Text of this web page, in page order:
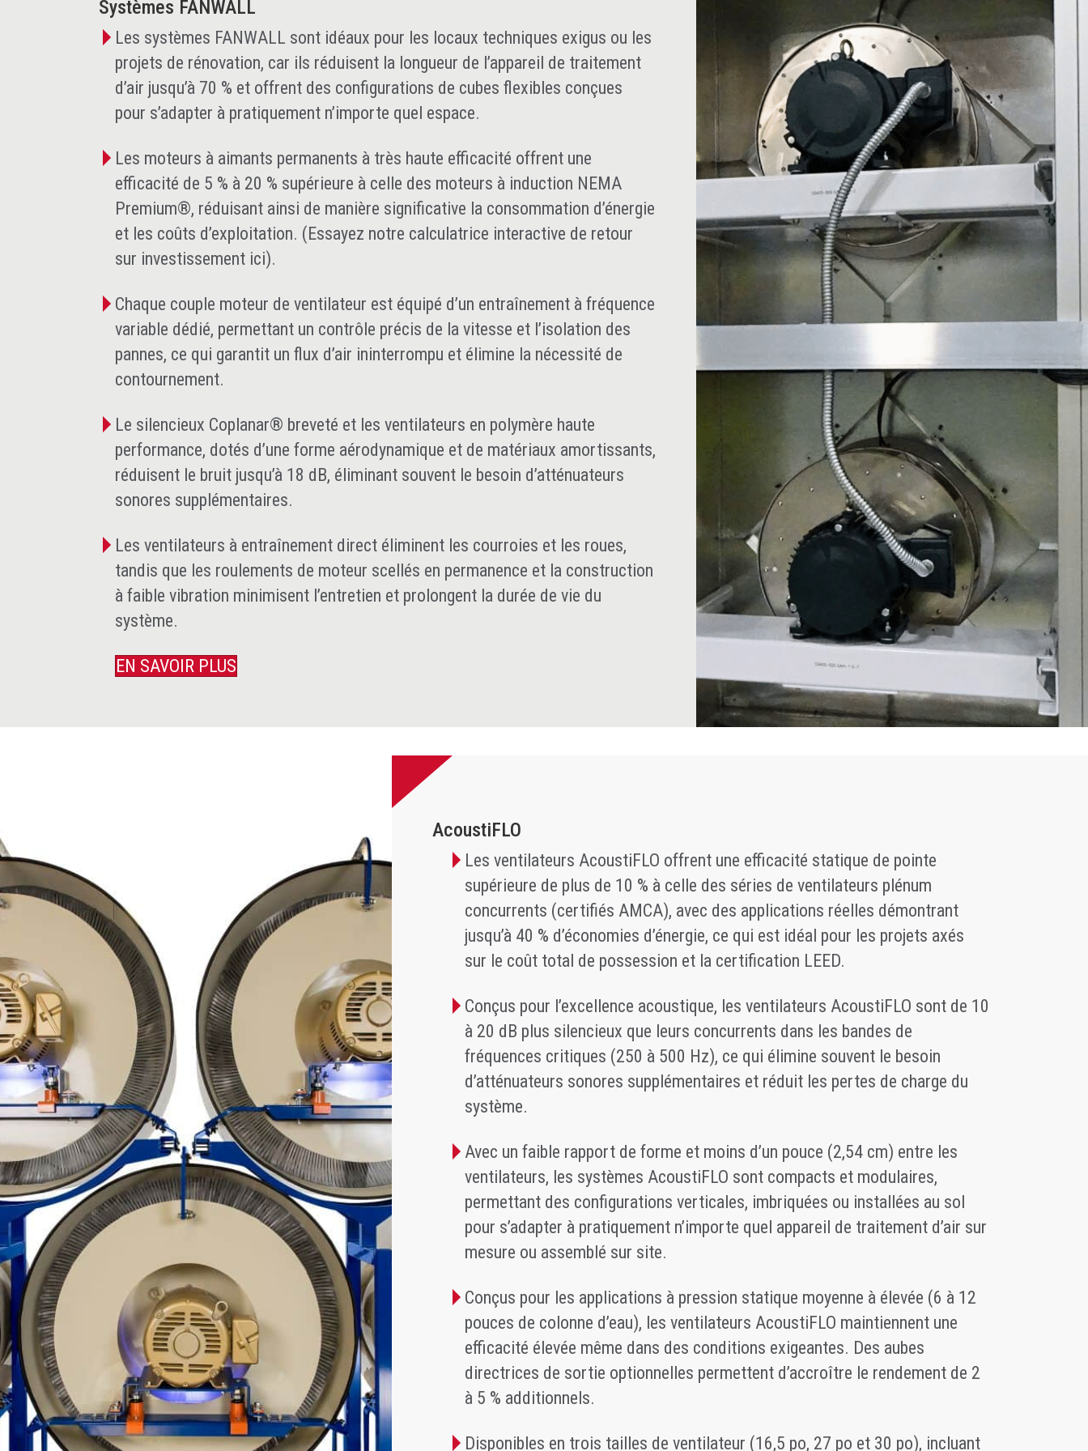
Systèmes FANWALL
Les systèmes FANWALL sont idéaux pour les locaux techniques exigus ou les
projets de rénovation, car ils réduisent la longueur de l’appareil de traitement
d’air jusqu’à 70 % et offrent des configurations de cubes flexibles conçues
pour s’adapter à pratiquement n’importe quel espace.
Les moteurs à aimants permanents à très haute efficacité offrent une
efficacité de 5 % à 20 % supérieure à celle des moteurs à induction NEMA
Premium®, réduisant ainsi de manière significative la consommation d’énergie
et les coûts d’exploitation. (Essayez notre calculatrice interactive de retour
sur investissement ici).
Chaque couple moteur de ventilateur est équipé d’un entraînement à fréquence
variable dédié, permettant un contrôle précis de la vitesse et l’isolation des
pannes, ce qui garantit un flux d’air ininterrompu et élimine la nécessité de
contournement.
Le silencieux Coplanar® breveté et les ventilateurs en polymère haute
performance, dotés d’une forme aérodynamique et de matériaux amortissants,
réduisent le bruit jusqu’à 18 dB, éliminant souvent le besoin d’atténuateurs
sonores supplémentaires.
Les ventilateurs à entraînement direct éliminent les courroies et les roues,
tandis que les roulements de moteur scellés en permanence et la construction
à faible vibration minimisent l’entretien et prolongent la durée de vie du
système.
EN SAVOIR PLUS
AcoustiFLO
Les ventilateurs AcoustiFLO offrent une efficacité statique de pointe
supérieure de plus de 10 % à celle des séries de ventilateurs plénum
concurrents (certifiés AMCA), avec des applications réelles démontrant
jusqu’à 40 % d’économies d’énergie, ce qui est idéal pour les projets axés
sur le coût total de possession et la certification LEED.
Conçus pour l’excellence acoustique, les ventilateurs AcoustiFLO sont de 10
à 20 dB plus silencieux que leurs concurrents dans les bandes de
fréquences critiques (250 à 500 Hz), ce qui élimine souvent le besoin
d’atténuateurs sonores supplémentaires et réduit les pertes de charge du
système.
Avec un faible rapport de forme et moins d’un pouce (2,54 cm) entre les
ventilateurs, les systèmes AcoustiFLO sont compacts et modulaires,
permettant des configurations verticales, imbriquées ou installées au sol
pour s’adapter à pratiquement n’importe quel appareil de traitement d’air sur
mesure ou assemblé sur site.
Conçus pour les applications à pression statique moyenne à élevée (6 à 12
pouces de colonne d’eau), les ventilateurs AcoustiFLO maintiennent une
efficacité élevée même dans des conditions exigeantes. Des aubes
directrices de sortie optionnelles permettent d’accroître le rendement de 2
à 5 % additionnels.
Disponibles en trois tailles de ventilateur (16,5 po, 27 po et 30 po), incluant